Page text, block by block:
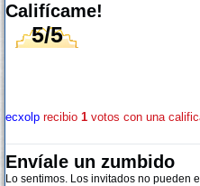
Califícame!
5/5
ecxolp recibio 1 votos con una
Envíale un zumbido
Lo sentimos. Los invitados no pueden